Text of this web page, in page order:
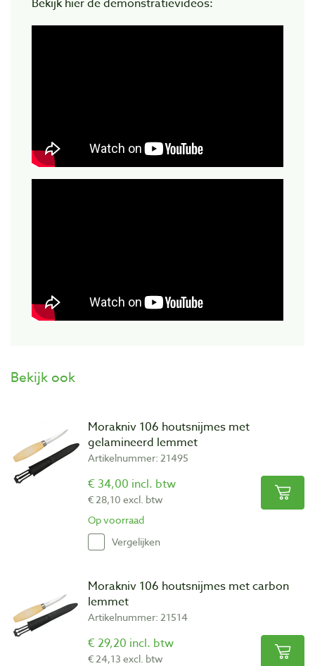
Bekijk hier de demonstratievideos:
Bekijk ook
Morakniv 106 houtsnijmes met
gelamineerd lemmet
Artikelnummer: 21495
€ 34,00 incl. btw
€ 28,10 excl. btw
Op voorraad
Vergelijken
Morakniv 106 houtsnijmes met carbon
lemmet
Artikelnummer: 21514
€ 29,20 incl. btw
€ 24,13 excl. btw